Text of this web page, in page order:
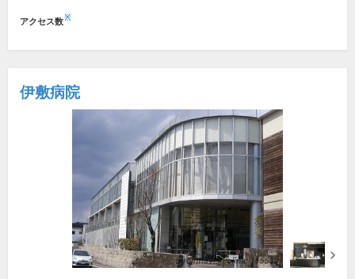
アクセス数※
伊敷病院